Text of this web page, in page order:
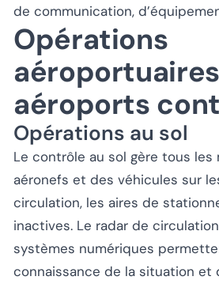
de communication,
Opérations
aéroports
Opérations au sol
Le contrôle au sol gère tous les
aéronefs et des véhicules sur
circulation, les aires de
inactives. Le radar de
systèmes numériques
connaissance de la situation et